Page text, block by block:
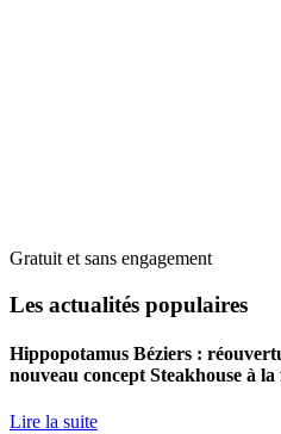
Gratuit et sans engagement
Les actualités populaires
Hippopotamus Béziers :
nouveau concept Steakhouse à la
Lire la suite